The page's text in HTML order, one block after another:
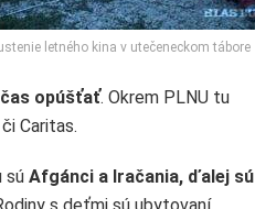
letného kina v utečeneckom tábore
opúšťať. Okrem PLNU tu
Caritas.
sú Afgánci a Iračania, ďalej sú